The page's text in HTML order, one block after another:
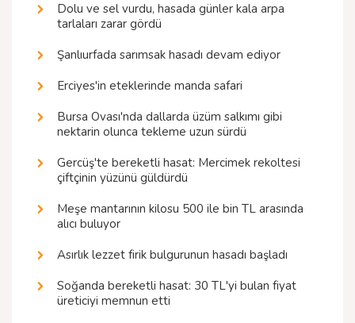
Dolu ve sel vurdu, hasada günler kala arpa
tarlaları zarar gördü
Şanlıurfada sarımsak hasadı devam ediyor
Erciyes'in eteklerinde manda safari
Bursa Ovası'nda dallarda üzüm salkımı gibi
nektarin olunca tekleme uzun sürdü
Gercüş'te bereketli hasat: Mercimek rekoltesi
çiftçinin yüzünü güldürdü
Meşe mantarının kilosu 500 ile bin TL arasında
alıcı buluyor
Asırlık lezzet firik bulgurunun hasadı başladı
Soğanda bereketli hasat: 30 TL'yi bulan fiyat
üreticiyi memnun etti